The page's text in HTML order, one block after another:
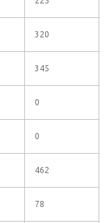
320
345
0
0
462
78